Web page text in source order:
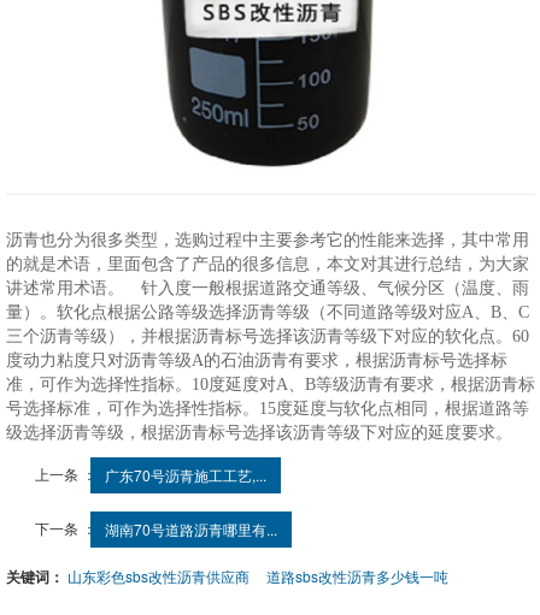
沥青也分为很多类型，选购过程中主要参考它的性能来选择，其中常用
的就是术语，里面包含了产品的很多信息，本文对其进行总结，为大家
讲述常用术语。 针入度一般根据道路交通等级、气候分区（温度、雨
量）。软化点根据公路等级选择沥青等级（不同道路等级对应A、B、C
三个沥青等级），并根据沥青标号选择该沥青等级下对应的软化点。60
度动力粘度只对沥青等级A的石油沥青有要求，根据沥青标号选择标
准，可作为选择性指标。10度延度对A、B等级沥青有要求，根据沥青标
号选择标准，可作为选择性指标。15度延度与软化点相同，根据道路等
级选择沥青等级，根据沥青标号选择该沥青等级下对应的延度要求。
上一条 ： 广东70号沥青施工工艺,...
下一条 ： 湖南70号道路沥青哪里有...
关键词： 山东彩色sbs改性沥青供应商 道路sbs改性沥青多少钱一吨